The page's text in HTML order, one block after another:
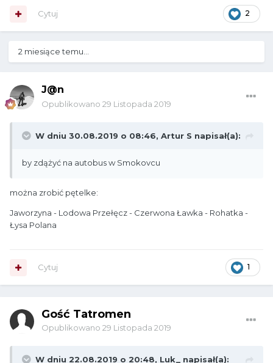
2
Cytuj
2 miesiące temu...
J@n
Opublikowano 29 Listopada 2019
W dniu 30.08.2019 o 08:46, Artur S napisał(a):
by zdążyć na autobus w Smokovcu
można zrobić pętelke:
Jaworzyna - Lodowa Przełęcz - Czerwona Ławka - Rohatka -
Łysa Polana
1
Cytuj
Gość Tatromen
Opublikowano 29 Listopada 2019
W dniu 22.08.2019 o 20:48, Luk_ napisał(a):